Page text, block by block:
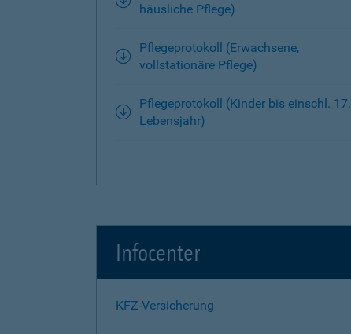
häusliche Pflege)
Pflegeprotokoll (Erwachsene,
vollstationäre Pflege)
Pflegeprotokoll (Kinder bis einschl. 17.
Lebensjahr)
Infocenter
KFZ-Versicherung